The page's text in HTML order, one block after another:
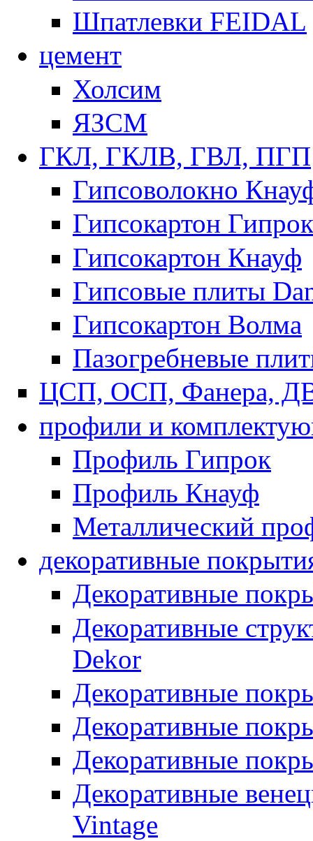
Шпатлевки FEIDAL
цемент
Холсим
ЯЗCМ
ГКЛ, ГКЛВ, ГВЛ, ПГП
Гипсоволокно
Гипсокартон
Гипсокартон Кнауф
Гипсовые плиты
Гипсокартон Волма
Пазогребневые
ЦСП, ОСП, Фанера,
профили и
Профиль Гипрок
Профиль Кнауф
Металлический
декоративные
Декоративные
Декоративные
Dekor
Декоративные
Декоративные
Декоративные
Декоративные
Vintage